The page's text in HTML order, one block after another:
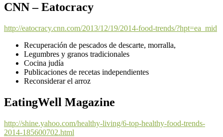
CNN – Eatocracy
http://eatocracy.cnn.com/2013/12/19/2014-food-trends/?hpt=ea_mid
Recuperación de pescados de descarte, morralla,
Legumbres y granos tradicionales
Cocina judía
Publicaciones de recetas independientes
Reconsiderar el arroz
EatingWell Magazine
http://shine.yahoo.com/healthy-living/6-top-healthy-food-trends-
2014-185600702.html